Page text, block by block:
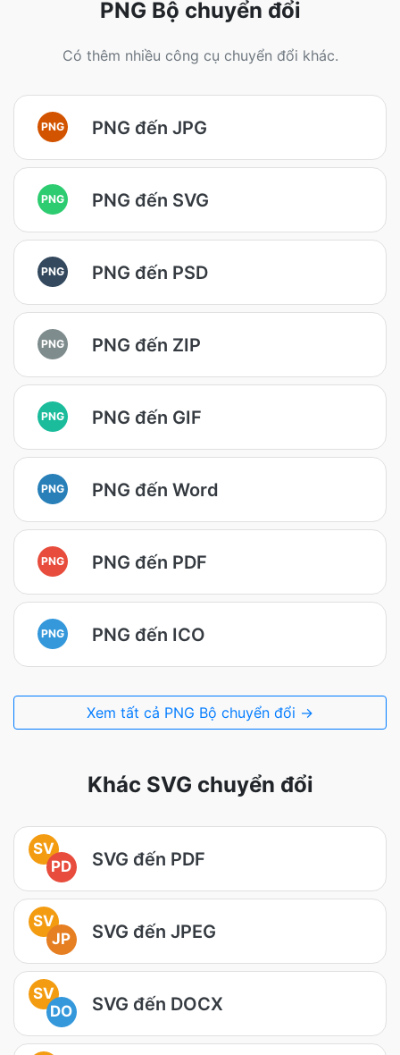
PNG Bộ chuyển đổi
Có thêm nhiều công cụ chuyển đổi khác.
PNG PNG đến JPG
PNG PNG đến SVG
PNG PNG đến PSD
PNG PNG đến ZIP
PNG PNG đến GIF
PNG PNG đến Word
PNG PNG đến PDF
PNG PNG đến ICO
Xem tất cả PNG Bộ chuyển đổi →
Khác SVG chuyển đổi
SV
PD
SVG đến PDF
SV
JP
SVG đến JPEG
SV
DO
SVG đến DOCX